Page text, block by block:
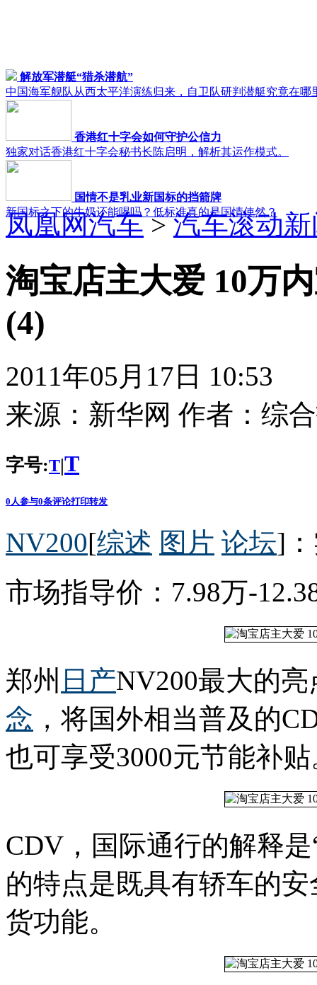
解放军潜艇“猎杀潜航”
中国海军舰队从西太平洋演练归来，自卫队研判潜艇究竟在哪
香港红十字会如何守护公信力
独家对话香港红十字会秘书长陈启明，解析其运作模式。
国情不是乳业新国标的挡箭牌
新国标之下的牛奶还能喝吗？低标准真的是国情使然？
凤凰网汽车>汽车滚动
淘宝店主大爱 10万
(4)
2011年05月17日 10:53
来源： 新华网 作者： 综
字号:T|T
0 人参与0条评论打印转发
NV200[综述 图片 论坛]
市场指导价：7.98万-
郑州 日产NV200最大的
念 ，将国外相当普及的
也可享受3000元节能补
CDV，国际通行的解释
的特点是既具有轿车的
货功能。